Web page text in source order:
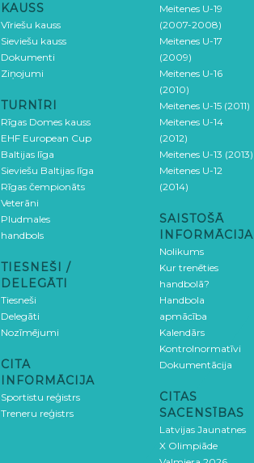
KAUSS
Vīriešu kauss
Sieviešu kauss
Dokumenti
Ziņojumi
TURNĪRI
Rīgas Domes kauss
EHF European Cup
Baltijas līga
Sieviešu Baltijas līga
Rīgas čempionāts
Veterāni
Pludmales
handbols
TIESNEŠI /
DELEGĀTI
Tiesneši
Delegāti
Nozīmējumi
CITA
INFORMĀCIJA
Sportistu reģistrs
Treneru reģistrs
Meitenes U-19
(2007-2008)
Meitenes U-17
(2009)
Meitenes U-16
(2010)
Meitenes U-15 (2011)
Meitenes U-14
(2012)
Meitenes U-13 (2013)
Meitenes U-12
(2014)
SAISTOŠĀ
INFORMĀCIJA
Nolikums
Kur trenēties
handbolā?
Handbola
apmācība
Kalendārs
Kontrolnormatīvi
Dokumentācija
CITAS
SACENSĪBAS
Latvijas Jaunatnes
X Olimpiāde